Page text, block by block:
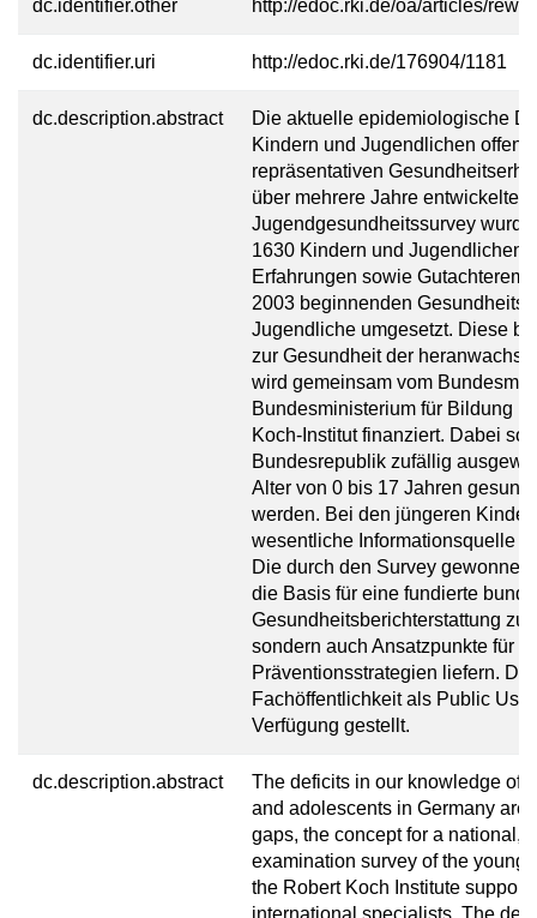
dc.identifier.other http://edoc.rki.de/oa/articles/
dc.identifier.uri http://edoc.rki.de/176904/1181
dc.description.abstract
Die aktuelle epidemiologische
Kindern und Jugendlichen
repräsentativen
über mehrere Jahre
Jugendgesundheitssurvey
1630 Kindern und Jugendlichen
Erfahrungen sowie
2003 beginnenden
Jugendliche umgesetzt. Diese
zur Gesundheit der
wird gemeinsam vom
Bundesministerium für Bildung
Koch-Institut finanziert. Dabei
Bundesrepublik zufällig
Alter von 0 bis 17 Jahren
werden. Bei den jüngeren
wesentliche Informationsquelle
Die durch den Survey
die Basis für eine fundierte
Gesundheitsberichterstattung
sondern auch Ansatzpunkte für
Präventionsstrategien liefern.
Fachöffentlichkeit als Public
Verfügung gestellt.
dc.description.abstract
The deficits in our knowledge of
and adolescents in Germany are
gaps, the concept for a national,
examination survey of the young
the Robert Koch Institute
international specialists. The